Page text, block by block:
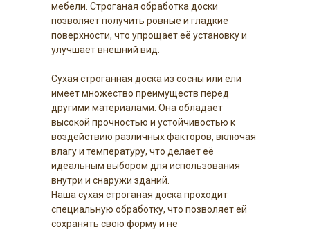
мебели. Строганая обработка доски
позволяет получить ровные и гладкие
поверхности, что упрощает её установку и
улучшает внешний вид.
Сухая строганная доска из сосны или ели
имеет множество преимуществ перед
другими материалами. Она обладает
высокой прочностью и устойчивостью к
воздействию различных факторов, включая
влагу и температуру, что делает её
идеальным выбором для использования
внутри и снаружи зданий.
Наша сухая строганая доска проходит
специальную обработку, что позволяет ей
сохранять свою форму и не